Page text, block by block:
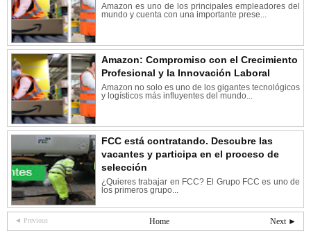
Amazon es uno de los principales empleadores del
mundo y cuenta con una importante prese...
Amazon: Compromiso con el Crecimiento
Profesional y la Innovación Laboral
Amazon no solo es uno de los gigantes tecnológicos
y logísticos más influyentes del mundo...
FCC está contratando. Descubre las
vacantes y participa en el proceso de
selección
¿Quieres trabajar en FCC? El Grupo FCC es uno de
los primeros grupo...
◄ Previous Next ►
Home